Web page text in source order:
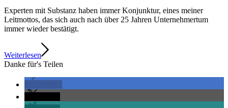
Experten mit Substanz haben immer Konjunktur, eines meiner
Leitmottos, das sich auch nach über 25 Jahren Unternehmertum
immer wieder bestätigt.
Weiterlesen
Danke für's Teilen